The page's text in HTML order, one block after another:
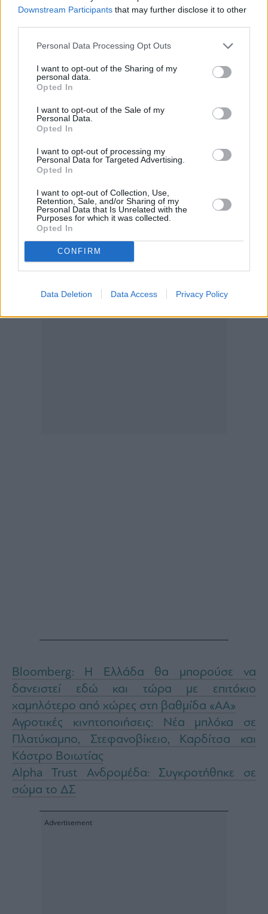
Downstream Participants that may further disclose it to other
Personal Data Processing Opt Outs
I want to opt-out of the Sharing of my
personal data.
Opted In
I want to opt-out of the Sale of my
Personal Data.
Opted In
I want to opt-out of processing my
Personal Data for Targeted Advertising.
Opted In
I want to opt-out of Collection, Use,
Retention, Sale, and/or Sharing of my
Personal Data that Is Unrelated with the
Purposes for which it was collected.
Opted In
CONFIRM
Data Deletion Data Access Privacy Policy
αέριο και πετρέλαιο από τον γείτονά του –
σύμφωνα με το Κρεμλίνο – ενώ η Μόσχα, από
την πλευρά της, ανακτά τα ηλεκτρονικά
εξαρτήματα που χρειάζεται και δεν μπορεί
πλέον να προμηθευτεί από δυτικές εταιρείες.
δύο χώρες αντάλλαξαν αγαθά αξίας λίγο
πάνω από 220 δισεκατομμύρια ευρώ, μια
αύξηση άνω του 25% σε ετήσια βάση και ένα
ρεκόρ για το διμερές εμπόριο.
πηγή: ΑΠΕ-ΜΠΕ
Διαβάστε επίσης
Bloomberg: Η Ελλάδα θα μπορούσε να
δανειστεί εδώ και τώρα με επιτόκιο
χαμηλότερο από χώρες στη βαθμίδα «ΑΑ»
Αγροτικές κινητοποιήσεις: Νέα μπλόκα σε
Πλατύκαμπο, Στεφανοβίκειο, Καρδίτσα και
Κάστρο Βοιωτίας
Alpha Trust Ανδρομέδα: Συγκροτήθηκε σε
σώμα το ΔΣ